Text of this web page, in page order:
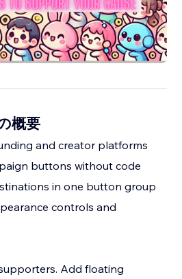
概要
and creator platforms
buttons without code
in one button group
controls and
Add floating